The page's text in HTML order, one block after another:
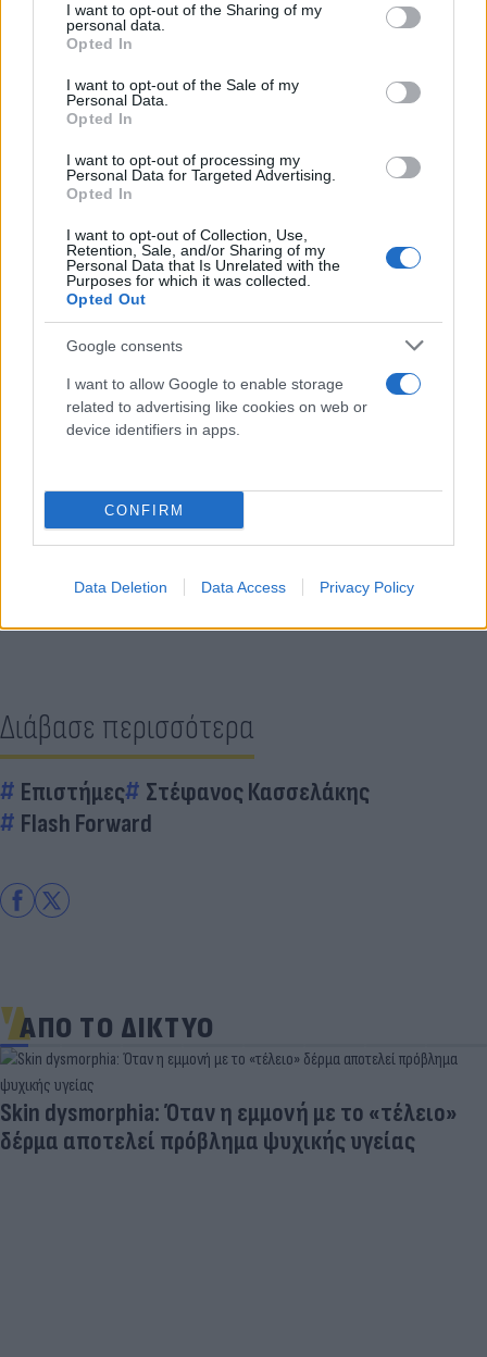
not limited to your visit or usage behaviour. You may click to
grant or deny consent to Google and its third-party tags to
use your data for below specified purposes in below Google
consent section.
I want to opt-out of the Sharing of my
personal data.
Opted In
I want to opt-out of the Sale of my
Personal Data.
Opted In
I want to opt-out of processing my
Personal Data for Targeted Advertising.
Opted In
I want to opt-out of Collection, Use,
Retention, Sale, and/or Sharing of my
Personal Data that Is Unrelated with the
Purposes for which it was collected.
Opted Out
Google consents
I want to allow Google to enable storage
related to advertising like cookies on web or
device identifiers in apps.
CONFIRM
Data Deletion Data Access Privacy Policy
Κάνε κλικ και δες περισσότερο
Flash.grστην αναζήτηση της
Διάβασε περισσότερα
Επιστήμες
Στέφανος Κασσελάκης
Flash Forward
ΑΠΟ ΤΟ ΔΙΚΤΥΟ
Skin dysmorphia: Όταν η εμμονή με το «τέλειο»
δέρμα αποτελεί πρόβλημα ψυχικής υγείας